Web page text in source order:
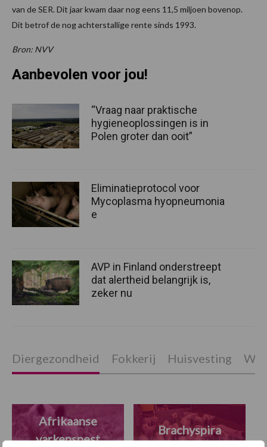
van de SER. Dit jaar kwam daar nog eens 11,5 miljoen bovenop.
Dit betrof de nog achterstallige rente sinds 1993.
Bron: NVV
Aanbevolen voor jou!
“Vraag naar praktische
hygieneoplossingen is in
Polen groter dan ooit”
Eliminatieprotocol voor
Mycoplasma hyopneumonia
e
AVP in Finland onderstreept
dat alertheid belangrijk is,
zeker nu
Diergezondheid Fokkerij Huisvesting
Afrikaanse
varkenspest
Brachyspira